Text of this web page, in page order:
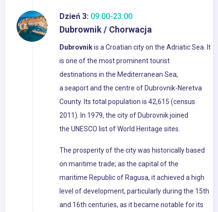
Dzień 3: 09:00-23:00
Dubrownik / Chorwacja
Dubrovnikis a Croatian city on the Adriatic Sea. It
is one of the most prominent tourist
destinations in the Mediterranean Sea,
a seaport and the centre of Dubrovnik-Neretva
County. Its total population is 42,615 (census
2011). In 1979, the city of Dubrovnik joined
the UNESCO list of World Heritage sites.
The prosperity of the city was historically based
on maritime trade; as the capital of the
maritime Republic of Ragusa, it achieved a high
level of development, particularly during the 15th
and 16th centuries, as it became notable for its